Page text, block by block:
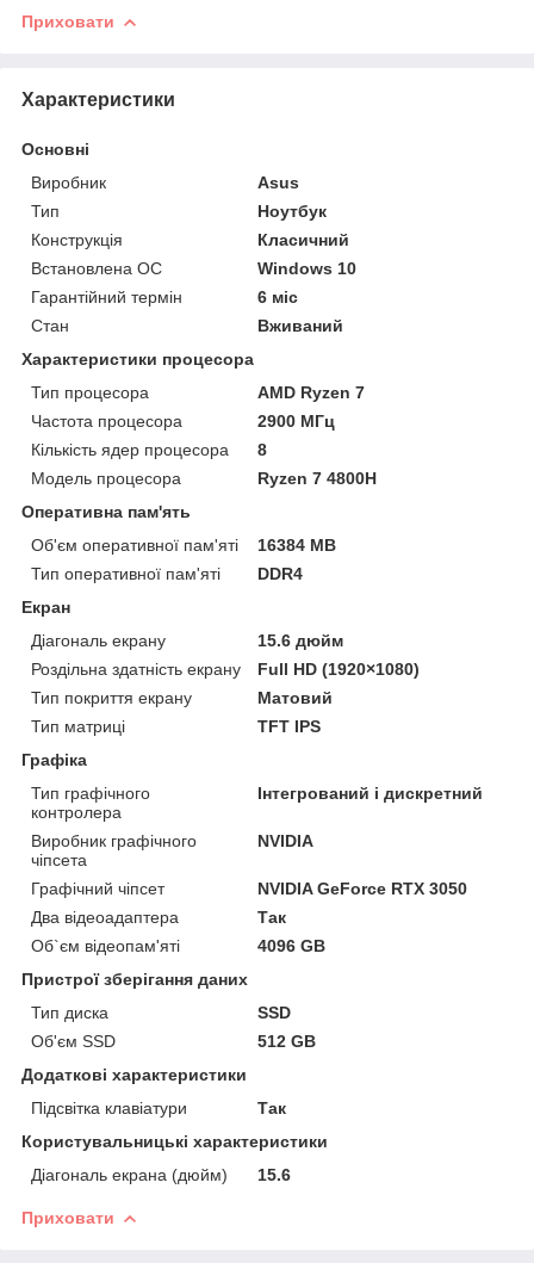
Приховати
Характеристики
Основні
Виробник
Asus
Тип
Ноутбук
Конструкція
Класичний
Встановлена ОС
Windows 10
Гарантійний термін
6 міс
Стан
Вживаний
Характеристики процесора
Тип процесора
AMD Ryzen 7
Частота процесора
2900 МГц
Кількість ядер процесора
8
Модель процесора
Ryzen 7 4800H
Оперативна пам'ять
Об'єм оперативної пам'яті
16384 MB
Тип оперативної пам'яті
DDR4
Екран
Діагональ екрану
15.6 дюйм
Роздільна здатність екрану
Full HD (1920×1080)
Тип покриття екрану
Матовий
Тип матриці
TFT IPS
Графіка
Тип графічного
контролера
Інтегрований і дискретний
Виробник графічного
чіпсета
NVIDIA
Графічний чіпсет
NVIDIA GeForce RTX 3050
Два відеоадаптера
Так
Об`єм відеопам'яті
4096 GB
Пристрої зберігання даних
Тип диска
SSD
Об'єм SSD
512 GB
Додаткові характеристики
Підсвітка клавіатури
Так
Користувальницькі характеристики
Діагональ екрана (дюйм)
15.6
Приховати